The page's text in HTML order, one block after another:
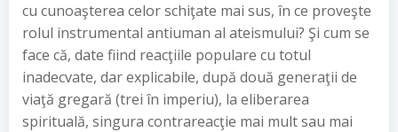
cu cunoaşterea celor schiţate mai sus, în ce proveşte
rolul instrumental antiuman al ateismului? Şi cum se
face că, date fiind reacţiile populare cu totul
inadecvate, dar explicabile, după două generaţii de
viaţă gregară (trei în imperiu), la eliberarea
spirituală, singura contrareacţie mai mult sau mai